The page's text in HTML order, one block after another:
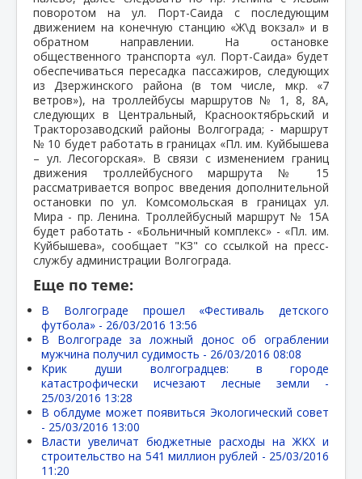
поворотом на ул. Порт-Саида с последующим
движением на конечную станцию «Ж\д вокзал» и в
обратном направлении. На остановке
общественного транспорта «ул. Порт-Саида» будет
обеспечиваться пересадка пассажиров, следующих
из Дзержинского района (в том числе, мкр. «7
ветров»), на троллейбусы маршрутов № 1, 8, 8А,
следующих в Центральный, Краснооктябрьский и
Тракторозаводский районы Волгограда; - маршрут
№ 10 будет работать в границах «Пл. им. Куйбышева
– ул. Лесогорская». В связи с изменением границ
движения троллейбусного маршрута № 15
рассматривается вопрос введения дополнительной
остановки по ул. Комсомольская в границах ул.
Мира - пр. Ленина. Троллейбусный маршрут № 15А
будет работать - «Больничный комплекс» - «Пл. им.
Куйбышева», сообщает "КЗ" со ссылкой на пресс-
службу администрации Волгограда.
Еще по теме:
В Волгограде прошел «Фестиваль детского
футбола» - 26/03/2016 13:56
В Волгограде за ложный донос об ограблении
мужчина получил судимость - 26/03/2016 08:08
Крик души волгоградцев: в городе
катастрофически исчезают лесные земли -
25/03/2016 13:28
В облдуме может появиться Экологический совет
- 25/03/2016 13:00
Власти увеличат бюджетные расходы на ЖКХ и
строительство на 541 миллион рублей - 25/03/2016
11:20